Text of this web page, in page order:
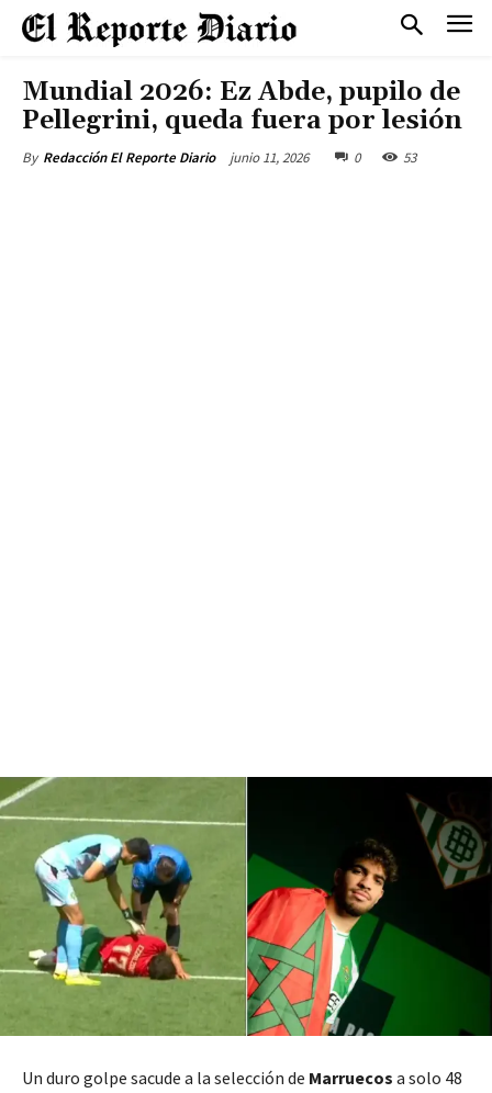
Mundial 2026: Ez Abde, pupilo de
Pellegrini, queda fuera por lesión
By Redacción El Reporte Diario junio 11, 2026 0 53
Un duro golpe sacude a la selección de Marruecos a solo 48